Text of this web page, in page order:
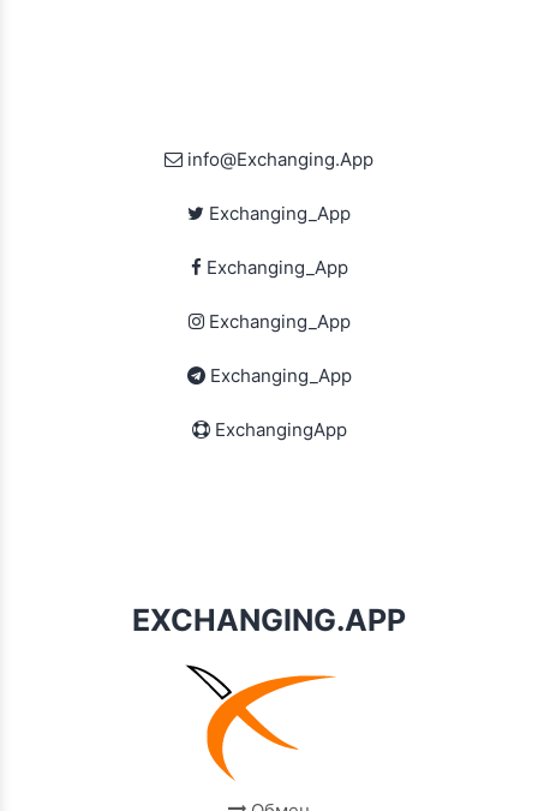
EXCHANGING.APP
info@Exchanging.App
Exchanging_App
Exchanging_App
Exchanging_App
Exchanging_App
ExchangingApp